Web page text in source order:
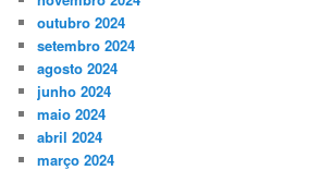
outubro 2024
setembro 2024
agosto 2024
junho 2024
maio 2024
abril 2024
março 2024